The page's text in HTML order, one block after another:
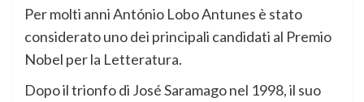
Per molti anni António Lobo Antunes è stato
considerato uno dei principali candidati al Premio
Nobel per la Letteratura.
Dopo il trionfo di José Saramago nel 1998, il suo